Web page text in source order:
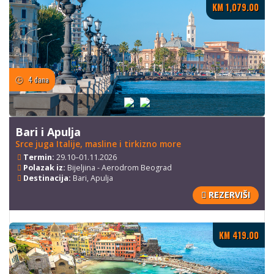
Bari i Apulja
Srce juga Italije, masline i tirkizno more
Termin: 29.10–01.11.2026
Polazak iz: Bijeljina - Aerodrom Beograd
Destinacija: Bari, Apulja
4 dana
KM 1,079.00
REZERVIŠI
KM 419.00